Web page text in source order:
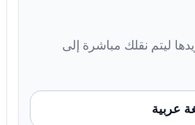
ليتم نقلك مباشرة إلى
عربية